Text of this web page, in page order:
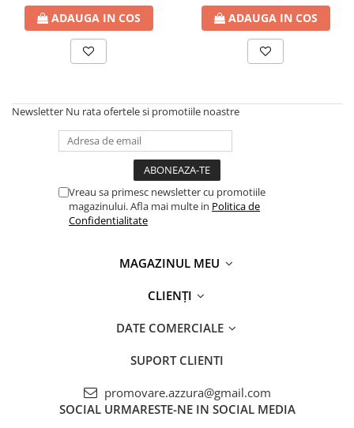
Genți Galbene
Genți Gri
Genți Nude
Genți Portocalii
Genți Roze
Genți Taupe
Genți Turcoaz
ADAUGA IN COS ADAUGA IN COS
Newsletter Nu rata ofertele si promotiile noastre
Vreau sa primesc newsletter cu promotiile
magazinului. Afla mai multe in Politica de
Confidentialitate
MAGAZINUL MEU
CLIENȚI
DATE COMERCIALE
SUPORT CLIENTI
promovare.azzura@gmail.com
SOCIAL URMARESTE-NE IN SOCIAL MEDIA